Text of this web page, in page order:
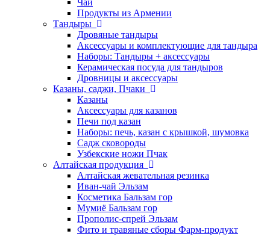
Чай
Продукты из Армении
Тандыры
Дровяные тандыры
Аксессуары и комплектующие для тандыра
Наборы: Тандыры + аксессуары
Керамическая посуда для тандыров
Дровницы и аксессуары
Казаны, саджи, Пчаки
Казаны
Аксессуары для казанов
Печи под казан
Наборы: печь, казан с крышкой, шумовка
Садж сковороды
Узбекские ножи Пчак
Алтайская продукция
Алтайская жевательная резинка
Иван-чай Эльзам
Косметика Бальзам гор
Мумиё Бальзам гор
Прополис-спрей Эльзам
Фито и травяные сборы Фарм-продукт